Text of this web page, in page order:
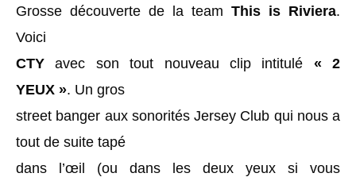
Grosse découverte de la team This is Riviera.
Voici
CTY avec son tout nouveau clip intitulé « 2
YEUX ». Un gros
street banger aux sonorités Jersey Club qui nous a
tout de suite tapé
dans l’œil (ou dans les deux yeux si vous